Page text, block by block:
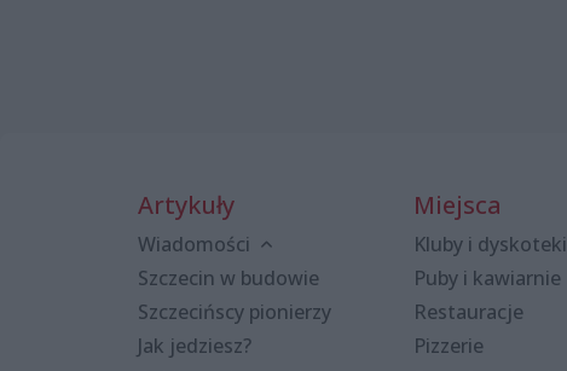
Artykuły
Wiadomości
Szczecin w budowie
Szczecińscy pionierzy
Jak jedziesz?
Miejsca
Kluby i dyskoteki
Puby i kawiarnie
Restauracje
Pizzerie